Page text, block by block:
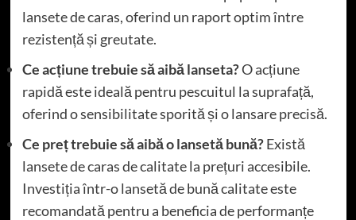
lansete de caras, oferind un raport optim între
rezistență și greutate.
Ce acțiune trebuie să aibă lanseta?O acțiune
rapidă este ideală pentru pescuitul la suprafață,
oferind o sensibilitate sporită și o lansare precisă.
Ce preț trebuie să aibă o lansetă bună?Există
lansete de caras de calitate la prețuri accesibile.
Investiția într-o lansetă de bună calitate este
recomandată pentru a beneficia de performanțe